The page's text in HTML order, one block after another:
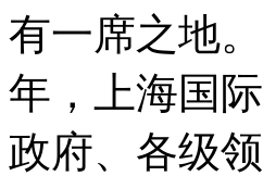
有一席之地
年，上海国
政府、各级